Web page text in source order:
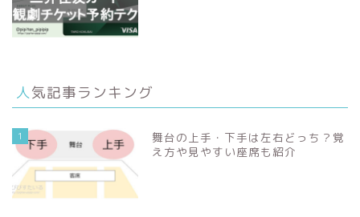
人気記事ランキング
1
舞台の上手・下手は左右どっち？覚
え方や見やすい座席も紹介